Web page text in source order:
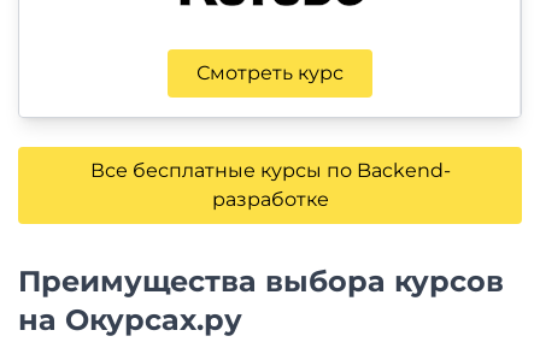
Смотреть курс
Все бесплатные курсы по Backend-
разработке
Преимущества выбора курсов
на Окурсах.ру